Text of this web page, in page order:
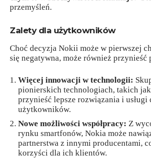
przemyśleń.
Zalety dla użytkowników
Choć decyzja Nokii może w pierwszej
się negatywna, może również przynieść
Więcej innowacji w technologii:
pionierskich technologiach, takich
przynieść lepsze rozwiązania i
użytkowników.
Nowe możliwości współpracy: Z
rynku smartfonów, Nokia może
partnerstwa z innymi producentami,
korzyści dla ich klientów.